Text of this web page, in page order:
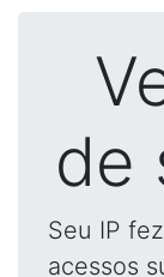
de
Seu IP
acessos